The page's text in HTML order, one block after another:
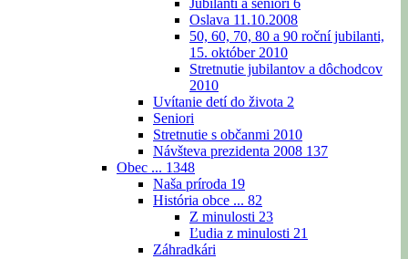
Jubilanti a seniori 6
Oslava 11.10.2008
50, 60, 70, 80 a 90 roční jubilanti,
15. október 2010
Stretnutie jubilantov a dôchodcov
2010
Uvítanie detí do života 2
Seniori
Stretnutie s občanmi 2010
Návšteva prezidenta 2008 137
Obec ... 1348
Naša príroda 19
História obce ... 82
Z minulosti 23
Ľudia z minulosti 21
Záhradkári